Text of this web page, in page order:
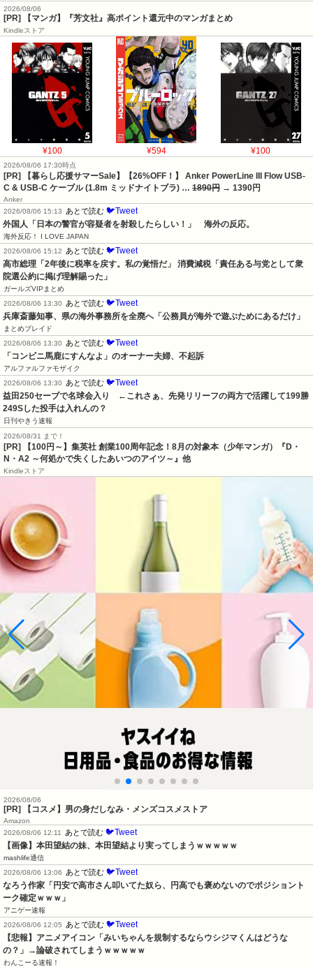
2026/08/06
[PR] 【マンガ】『芳文社』高ポイント還元中のマンガまとめ
Kindleストア
¥100 ¥594 ¥100
2026/08/06 17:30時点
[PR] 【暮らし応援サマーSale】【26%OFF！】 Anker PowerLine III Flow USB-
C & USB-C ケーブル (1.8m ミッドナイトブラ) … 1890円 → 1390円
Anker
2026/08/06 15:13
あとで読む 🐦Tweet
外国人「日本の警官が容疑者を射殺したらしい！」　海外の反応。
海外反応！ I LOVE JAPAN
2026/08/06 15:12
あとで読む 🐦Tweet
高市総理「2年後に税率を戻す。私の覚悟だ」 消費減税「責任ある与党として衆
院選公約に掲げ理解賜った」
ガールズVIPまとめ
2026/08/06 13:30
あとで読む 🐦Tweet
兵庫斎藤知事、県の海外事務所を全廃へ「公務員が海外で遊ぶためにあるだけ」
まとめブレイド
2026/08/06 13:30
あとで読む 🐦Tweet
「コンビニ馬鹿にすんなよ」のオーナー夫婦、不起訴
アルファルファモザイク
2026/08/06 13:30
あとで読む 🐦Tweet
益田250セーブで名球会入り　←これさぁ、先発リリーフの両方で活躍して199勝
249Sした投手は入れんの？
日刊やきう速報
2026/08/31 まで！
[PR]
【100円～】集英社 創業100周年記念！8月の対象本（少年マンガ）『D・
N・A2 ～何処かで失くしたあいつのアイツ～』他
Kindleストア
2026/08/06
[PR] 【コスメ】男の身だしなみ・メンズコスメストア
Amazon
2026/08/06 12:11
あとで読む 🐦Tweet
【画像】本田望結の妹、本田望結より実ってしまうｗｗｗｗｗ
mashlife通信
2026/08/06 13:06
あとで読む 🐦Tweet
なろう作家「円安で高市さん叩いてた奴ら、円高でも褒めないのでポジショント
ーク確定ｗｗｗ」
アニゲー速報
2026/08/06 12:05
あとで読む 🐦Tweet
【悲報】アニメアイコン「みいちゃんを規制するならウシジマくんはどうな
の？」→論破されてしまうｗｗｗｗｗ
わんこーる速報！